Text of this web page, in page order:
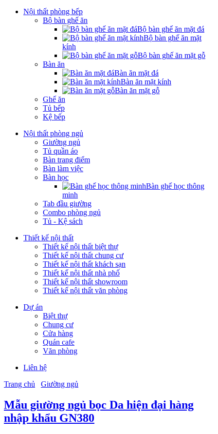
Nội thất phòng bếp
Bộ bàn ghế ăn
Bộ bàn ghế ăn mặt đá
Bộ bàn ghế ăn mặt
kính
Bộ bàn ghế ăn mặt gỗ
Bàn ăn
Bàn ăn mặt đá
Bàn ăn mặt kính
Bàn ăn mặt gỗ
Ghế ăn
Tủ bếp
Kệ bếp
Nội thất phòng ngủ
Giường ngủ
Tủ quần áo
Bàn trang điểm
Bàn làm việc
Bàn học
Bàn ghế học thông
minh
Tab đầu giường
Combo phòng ngủ
Tủ - Kệ sách
Thiết kế nội thất
Thiết kế nội thất biệt thự
Thiết kế nội thất chung cư
Thiết kế nội thất khách sạn
Thiết kế nội thất nhà phố
Thiết kế nội thất showroom
Thiết kế nội thất văn phòng
Dự án
Biệt thự
Chung cư
Cửa hàng
Quán cafe
Văn phòng
Liên hệ
Trang chủ
Giường ngủ
Mẫu giường ngủ bọc Da hiện đại hàng
nhập khẩu GN380